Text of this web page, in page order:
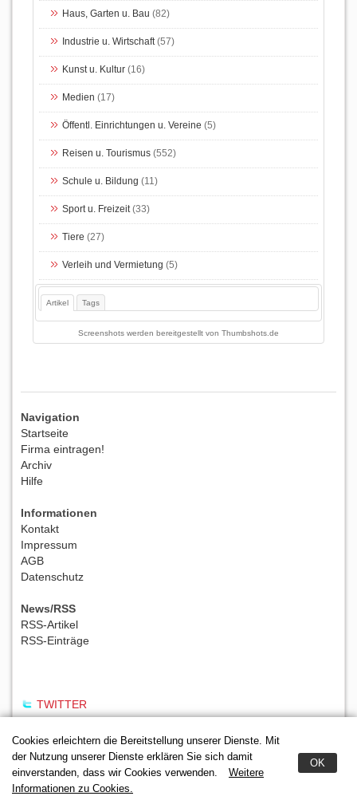
Cookies erleichtern die Bereitstellung unserer Dienste. Mit
der Nutzung unserer Dienste erklären Sie sich damit
einverstanden, dass wir Cookies verwenden.
Weitere
Informationen zu Cookies.
OK
Haus, Garten u. Bau (82)
Industrie u. Wirtschaft(57)
Kunst u. Kultur (16)
Medien (17)
Öffentl. Einrichtungen u. Vereine (5)
Reisen u. Tourismus (552)
Schule u. Bildung (11)
Sport u. Freizeit(33)
Tiere (27)
Verleih und Vermietung (5)
Artikel Tags
Screenshots werden bereitgestellt von Thumbshots.de
Navigation
Startseite
Firma eintragen!
Archiv
Hilfe
Informationen
Kontakt
Impressum
AGB
Datenschutz
News/RSS
RSS-Artikel
RSS-Einträge
TWITTER